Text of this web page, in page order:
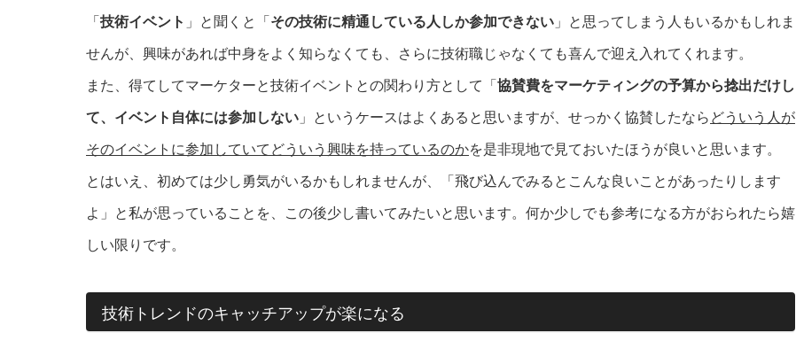
「技術イベント 」と聞くと「その技術に精通している人しか参加できない 」と思ってしまう人もいるかもしれま
せんが、興味があれば中身をよく知らなくても、さらに技術職じゃなくても喜んで迎え入れてくれます。
また、得てしてマーケターと技術イベントとの関わり方として「協賛費をマーケティングの予算から捻出だけし
て、イベント自体には参加しない 」というケースはよくあると思いますが、せっかく協賛したならどういう人が
そのイベントに参加していてどういう興味を持っているのかを是非現地で見ておいたほうが良いと思います。
とはいえ、初めては少し勇気がいるかもしれませんが、「飛び込んでみるとこんな良いことがあったりします
よ」と私が思っていることを、この後少し書いてみたいと思います。何か少しでも参考になる方がおられたら嬉
しい限りです。
技術トレンドのキャッチアップが楽になる